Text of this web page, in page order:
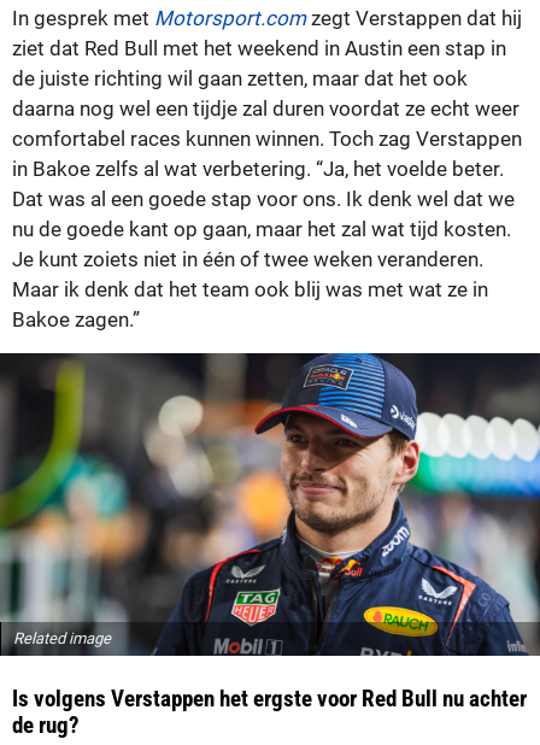
In gesprek met Motorsport.comzegt Verstappen dat hij
ziet dat Red Bull met het weekend in Austin een stap in
de juiste richting wil gaan zetten, maar dat het ook
daarna nog wel een tijdje zal duren voordat ze echt weer
comfortabel races kunnen winnen. Toch zag Verstappen
in Bakoe zelfs al wat verbetering. “Ja, het voelde beter.
Dat was al een goede stap voor ons. Ik denk wel dat we
nu de goede kant op gaan, maar het zal wat tijd kosten.
Je kunt zoiets niet in één of twee weken veranderen.
Maar ik denk dat het team ook blij was met wat ze in
Bakoe zagen.”
Related image
Is volgens Verstappen het ergste voor Red Bull nu achter
de rug?